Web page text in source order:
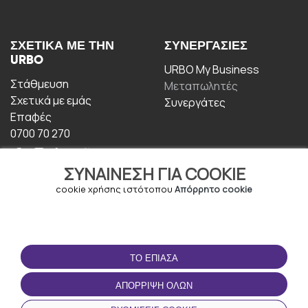
ΣΥΝΑΊΝΕΣΗ ΓΙΑ COOKIE
cookie χρήσης ιστότοπου Απόρρητο cookie
ΤΟ ΈΠΙΑΣΑ
ΑΠΌΡΡΙΨΗ ΌΛΩΝ
ΣΧΕΤΙΚΆ ΜΕ ΤΗΝ
URBO
Στάθμευση
Σχετικά με εμάς
Επαφές
0700 70 270
ΣΥΝΕΡΓΑΣΊΕΣ
URBO My Business
Μεταπωλητές
Συνεργάτες
ΟΡΟΙ ΧΡΉΣΗΣ
Οροι και Προϋποθέσεις
Πολιτική απορρήτου
ΚΑΤΕΒΆΣΤΕ ΤΗΝ
ΕΦΑΡΜΟΓΉ